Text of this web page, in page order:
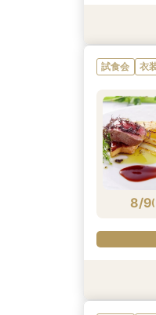
8/8(
8/8(
8/8(
8/8(
8/8(
8/8(
試食会 衣
8/9(